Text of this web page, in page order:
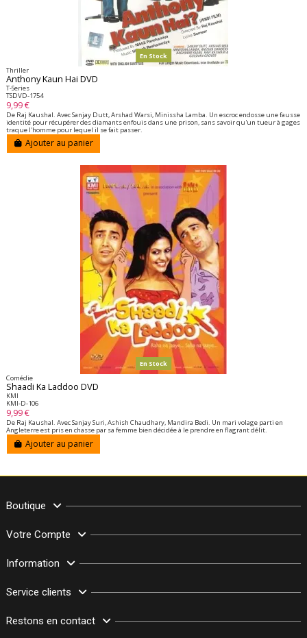
En Stock
Thriller
Anthony Kaun Hai DVD
T-Series
TSDVD-1754
9,99 €
De Raj Kaushal. Avec Sanjay Dutt, Arshad Warsi, Minissha Lamba. Un escroc endosse une fausse
identité pour récupérer des diamants enfouis dans une prison, sans savoir qu'un tueur à gages
traque l'homme pour lequel il se fait passer.
Ajouter au panier
En Stock
Comédie
Shaadi Ka Laddoo DVD
KMI
KMI-D-106
9,99 €
De Raj Kaushal. Avec Sanjay Suri, Ashish Chaudhary, Mandira Bedi. Un mari volage parti en
Angleterre est pris en chasse par sa femme bien décidée à le prendre en flagrant délit.
Ajouter au panier
Boutique
Votre Compte
Information
Service clients
Restons en contact